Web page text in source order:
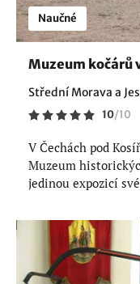
Naučné
Muzeum kočárů
Střední Morava a
10/10
V Čechách pod
Muzeum
jedinou expozicí